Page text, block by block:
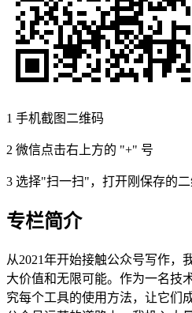
1 手机截图二维码
2 微信点击右上方的 "+" 号
3 选择"扫一扫"，打开刚保存的二
专栏简介
从2021年开始接触公众号写作，
大价值和无限可能。作为一名技
究每个工具的使用方法，让它们